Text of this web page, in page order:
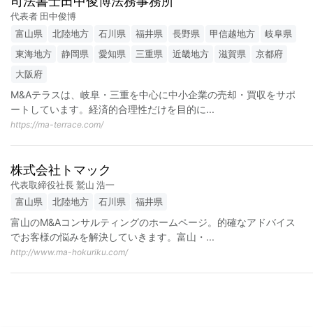
代表者 田中俊博
富山県
北陸地方 石川県 福井県 長野県 甲信越地方
岐阜県
東海地方
静岡県 愛知県 三重県 近畿地方 滋賀県
京都府
大阪府
M&Aテラスは、岐阜・三重を中心に中小企業の売却・買収をサポ
ートしています。経済的合理性だけを目的に...
https://ma-terrace.com/
株式会社トマック
代表取締役社長 鷲山 浩一
富山県
北陸地方 石川県 福井県
富山のM&Aコンサルティングのホームページ。的確なアドバイス
でお客様の悩みを解決していきます。富山・ ...
http://www.ma-hokuriku.com/